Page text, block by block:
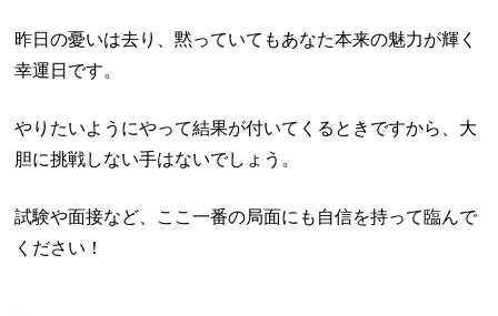
昨日の憂いは去り、黙っていてもあなた本来の魅力が輝く
幸運日です。
やりたいようにやって結果が付いてくるときですから、大
胆に挑戦しない手はないでしょう。
試験や面接など、ここ一番の局面にも自信を持って臨んで
ください！